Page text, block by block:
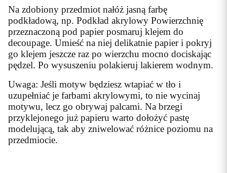
Na zdobiony przedmiot nałóż jasną farbę
podkładową, np. Podkład akrylowy Powierzchnię
przeznaczoną pod papier posmaruj klejem do
decoupage. Umieść na niej delikatnie papier i pokryj
go klejem jeszcze raz po wierzchu mocno dociskając
pędzel. Po wysuszeniu polakieruj lakierem wodnym.
Uwaga: Jeśli motyw będziesz wtapiać w tło i
uzupełniać je farbami akrylowymi, to nie wycinaj
motywu, lecz go obrywaj palcami. Na brzegi
przyklejonego już papieru warto dołożyć pastę
modelującą, tak aby zniwelować różnice poziomu na
przedmiocie.